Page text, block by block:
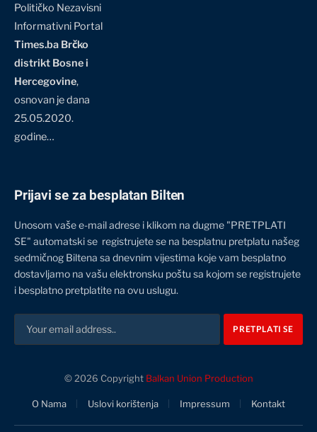
Političko Nezavisni
Informativni Portal
Times.ba Brčko
distrikt Bosne i
Hercegovine,
osnovan je dana
25.05.2020.
godine…
Prijavi se za besplatan Bilten
Unosom vaše e-mail adrese i klikom na dugme "PRETPLATI
SE" automatski se registrujete se na besplatnu pretplatu našeg
sedmičnog Biltena sa dnevnim vijestima koje vam besplatno
dostavljamo na vašu elektronsku poštu sa kojom se registrujete
i besplatno pretplatite na ovu uslugu.
© 2026 Copyright Balkan Union Production
O Nama Uslovi korištenja Impressum Kontakt